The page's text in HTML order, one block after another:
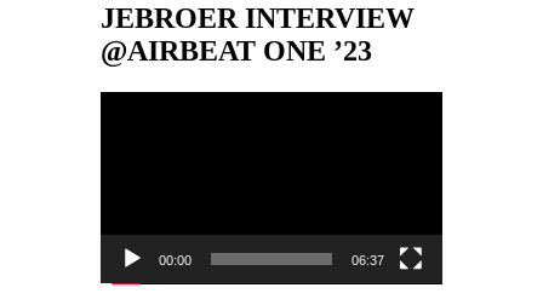
JEBROER INTERVIEW
@AIRBEAT ONE ’23
00:00 06:37